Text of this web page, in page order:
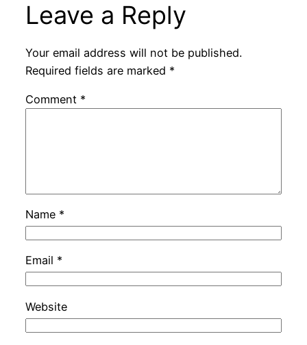
Leave a Reply
Your email address will not be published.
Required fields are marked *
Comment *
Name *
Email *
Website